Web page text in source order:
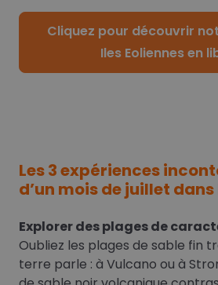
Cliquez pour découvrir
Iles Eoliennes en
Les 3 expériences
d’un mois de juillet
Explorer des plages de
Oubliez les plages de sable fin
terre parle : à Vulcano ou à